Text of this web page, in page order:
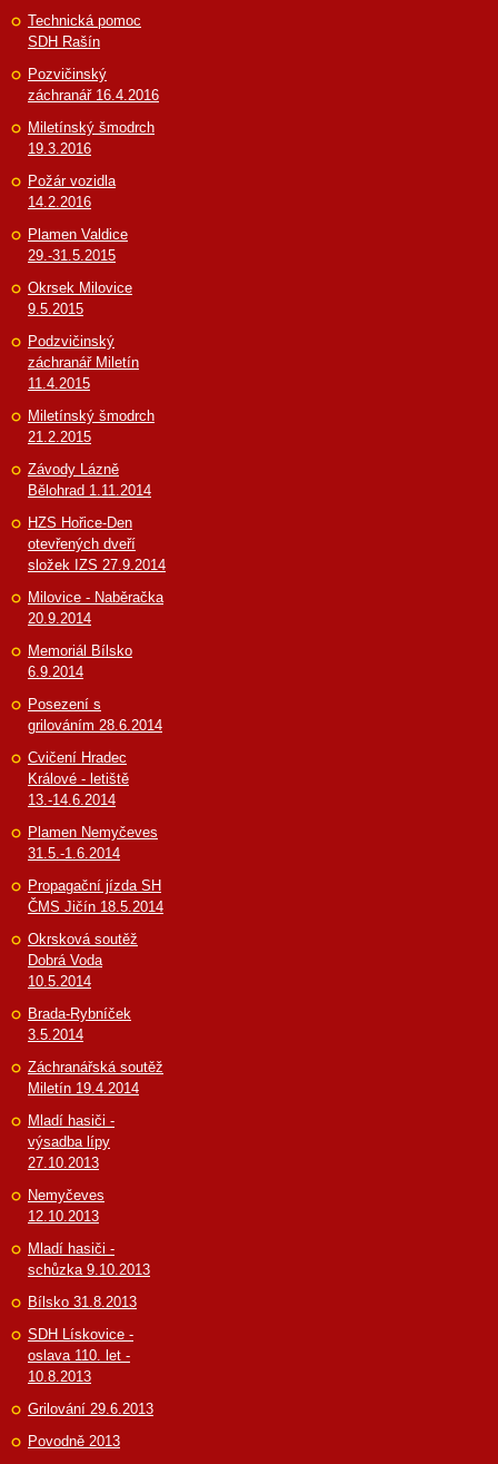
Technická pomoc
SDH Rašín
Pozvičinský
záchranář 16.4.2016
Miletínský šmodrch
19.3.2016
Požár vozidla
14.2.2016
Plamen Valdice
29.-31.5.2015
Okrsek Milovice
9.5.2015
Podzvičinský
záchranář Miletín
11.4.2015
Miletínský šmodrch
21.2.2015
Závody Lázně
Bělohrad 1.11.2014
HZS Hořice-Den
otevřených dveří
složek IZS 27.9.2014
Milovice - Naběračka
20.9.2014
Memoriál Bílsko
6.9.2014
Posezení s
grilováním 28.6.2014
Cvičení Hradec
Králové - letiště
13.-14.6.2014
Plamen Nemyčeves
31.5.-1.6.2014
Propagační jízda SH
ČMS Jičín 18.5.2014
Okrsková soutěž
Dobrá Voda
10.5.2014
Brada-Rybníček
3.5.2014
Záchranářská soutěž
Miletín 19.4.2014
Mladí hasiči -
výsadba lípy
27.10.2013
Nemyčeves
12.10.2013
Mladí hasiči -
schůzka 9.10.2013
Bílsko 31.8.2013
SDH Lískovice -
oslava 110. let -
10.8.2013
Grilování 29.6.2013
Povodně 2013